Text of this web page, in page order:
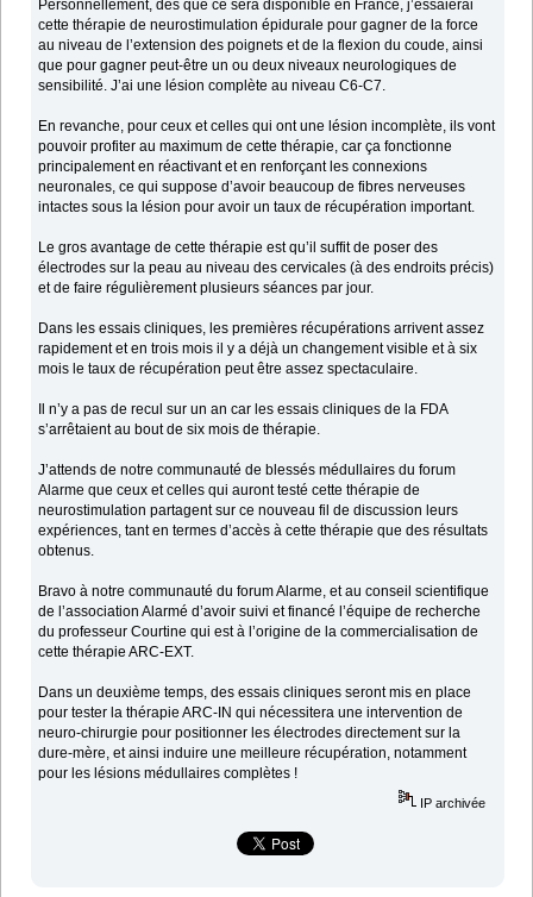
Personnellement, dès que ce sera disponible en France, j’essaierai
cette thérapie de neurostimulation épidurale pour gagner de la force
au niveau de l’extension des poignets et de la flexion du coude, ainsi
que pour gagner peut-être un ou deux niveaux neurologiques de
sensibilité. J’ai une lésion complète au niveau C6-C7.
En revanche, pour ceux et celles qui ont une lésion incomplète, ils vont
pouvoir profiter au maximum de cette thérapie, car ça fonctionne
principalement en réactivant et en renforçant les connexions
neuronales, ce qui suppose d’avoir beaucoup de fibres nerveuses
intactes sous la lésion pour avoir un taux de récupération important.
Le gros avantage de cette thérapie est qu’il suffit de poser des
électrodes sur la peau au niveau des cervicales (à des endroits précis)
et de faire régulièrement plusieurs séances par jour.
Dans les essais cliniques, les premières récupérations arrivent assez
rapidement et en trois mois il y a déjà un changement visible et à six
mois le taux de récupération peut être assez spectaculaire.
Il n’y a pas de recul sur un an car les essais cliniques de la FDA
s’arrêtaient au bout de six mois de thérapie.
J’attends de notre communauté de blessés médullaires du forum
Alarme que ceux et celles qui auront testé cette thérapie de
neurostimulation partagent sur ce nouveau fil de discussion leurs
expériences, tant en termes d’accès à cette thérapie que des résultats
obtenus.
Bravo à notre communauté du forum Alarme, et au conseil scientifique
de l’association Alarmé d’avoir suivi et financé l’équipe de recherche
du professeur Courtine qui est à l’origine de la commercialisation de
cette thérapie ARC-EXT.
Dans un deuxième temps, des essais cliniques seront mis en place
pour tester la thérapie ARC-IN qui nécessitera une intervention de
neuro-chirurgie pour positionner les électrodes directement sur la
dure-mère, et ainsi induire une meilleure récupération, notamment
pour les lésions médullaires complètes !
IP archivée